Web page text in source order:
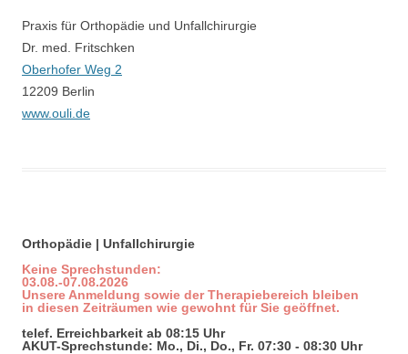
Praxis für Orthopädie und Unfallchirurgie
Dr. med. Fritschken
Oberhofer Weg 2
12209 Berlin
www.ouli.de
Orthopädie | Unfallchirurgie
Keine Sprechstunden:
03.08.-07.08.2026
Unsere Anmeldung sowie der Therapiebereich bleiben
in diesen Zeiträumen wie gewohnt für Sie geöffnet.
telef. Erreichbarkeit ab 08:15 Uhr
AKUT-Sprechstunde: Mo., Di., Do., Fr. 07:30 - 08:30 Uhr